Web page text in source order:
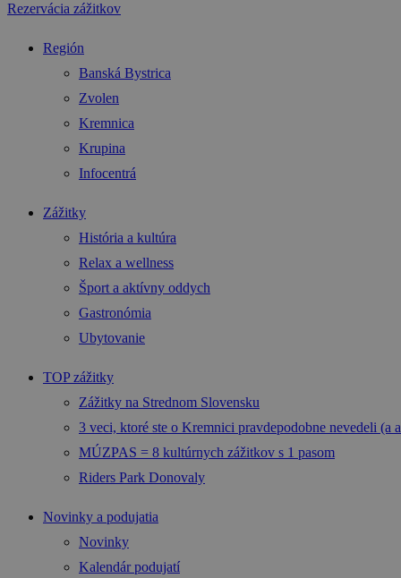
Rezervácia zážitkov
Región
Banská Bystrica
Zvolen
Kremnica
Krupina
Infocentrá
Zážitky
História a kultúra
Relax a wellness
Šport a aktívny oddych
Gastronómia
Ubytovanie
TOP zážitky
Zážitky na Strednom Slovensku
3 veci, ktoré ste o Kremnici pravdepodobne nevedeli (a
MÚZPAS = 8 kultúrnych zážitkov s 1 pasom
Riders Park Donovaly
Novinky a podujatia
Novinky
Kalendár podujatí